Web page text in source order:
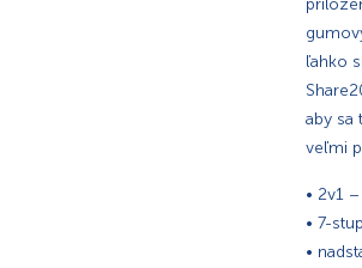
ľahko
aby sa
veľmi
• 2v1
• 7-
•